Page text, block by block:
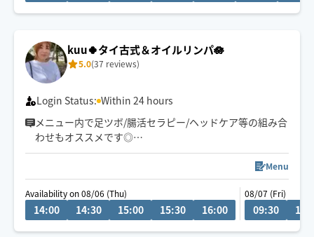
kuu🍀タイ古式＆オイルリンパ🪷
5.0(37 reviews)
Login Status: Within 24 hours
メニュー内で足ツボ/腸活セラピー/ヘッドケア等の組み合
わせもオススメです◎
ゆったりとしたリズムで心身ともリラックスしていただ
頭痛/肩こり/腰痛/睡眠などの慢性的なお悩みもご相談く
ださい。
サロンワークもありますのでリクエスト承認が遅い場合
Menu
Availability on 08/06 (Thu)
14:00 14:30 15:00 15:30 16:00
08/07 (Fri)
09:30